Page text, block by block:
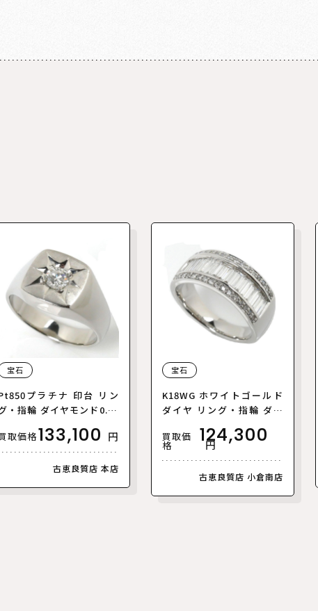
宝石
プラチナ 印台 リン
・指輪 ダイヤモンド0.41
】【美品】
取価格133,100 円
古恵良質店 本店
宝石
K18WG ホワイトゴールド
ダイヤ リング・指輪 ダイ
レディース【中古】【美
品】
買取価
格 124,300
円
古恵良質店 小倉南店